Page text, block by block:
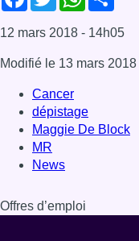
12 mars 2018 - 14h05
Modifié le 13 mars 2018
Cancer
dépistage
Maggie De Block
MR
News
Offres d’emploi